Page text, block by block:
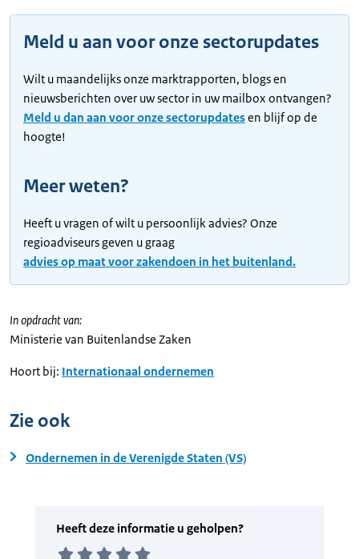
Meld u aan voor onze sectorupdates
Wilt u maandelijks onze marktrapporten, blogs en
nieuwsberichten over uw sector in uw mailbox ontvangen?
Meld u dan aan voor onze sectorupdatesen blijf op de
hoogte!
Meer weten?
Heeft u vragen of wilt u persoonlijk advies? Onze
regioadviseurs geven u graag
advies op maat voor zakendoen in het buitenland.
In opdracht van:
Ministerie van Buitenlandse Zaken
Hoort bij: Internationaal ondernemen
Zie ook
Ondernemen in de Verenigde Staten (VS)